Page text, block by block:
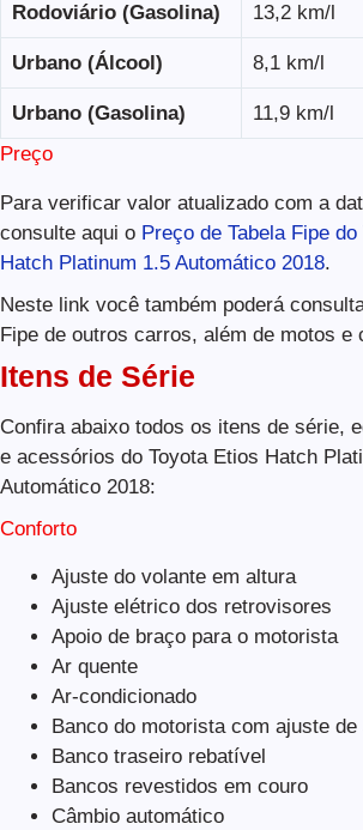
Rodoviário (Gasolina) 13,2 km/l
Urbano (Álcool) 8,1 km/l
Urbano (Gasolina)
11,9 km/l
Preço
Para verificar valor atualizado com a
consulte aqui o Preço de Tabela Fipe
Hatch Platinum 1.5 Automático 2018.
Neste link você também poderá
Fipe de outros carros, além de motos e
Itens de Série
Confira abaixo todos os itens de série,
e acessórios do Toyota Etios Hatch
Automático 2018:
Conforto
Ajuste do volante em altura
Ajuste elétrico dos retrovisores
Apoio de braço para o motorista
Ar quente
Ar-condicionado
Banco do motorista com ajuste de
Banco traseiro rebatível
Bancos revestidos em couro
Câmbio automático